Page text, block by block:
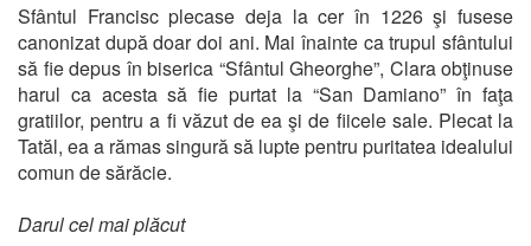
Sfântul Francisc plecase deja la cer în 1226 şi fusese
canonizat după doar doi ani. Mai înainte ca trupul sfântului
să fie depus în biserica “Sfântul Gheorghe”, Clara obţinuse
harul ca acesta să fie purtat la “San Damiano” în faţa
gratiilor, pentru a fi văzut de ea şi de fiicele sale. Plecat la
Tatăl, ea a rămas singură să lupte pentru puritatea idealului
comun de sărăcie.
Darul cel mai plăcut